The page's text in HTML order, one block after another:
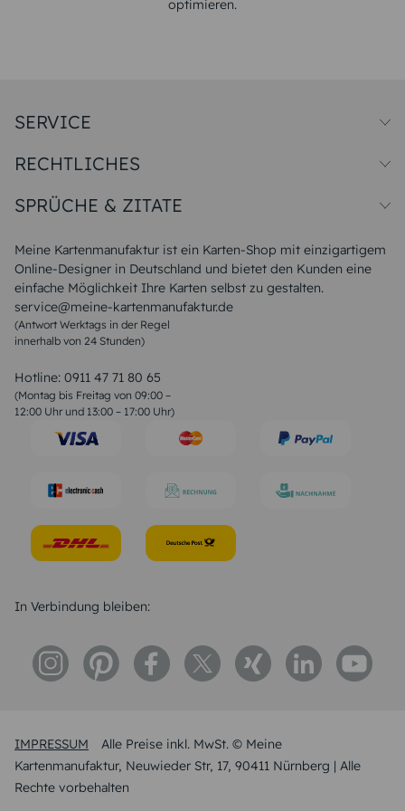
optimieren.
Meine Kartenmanufaktur ist ein Karten-Shop mit einzigartigem
Online-Designer in Deutschland und bietet den Kunden eine
einfache Möglichkeit Ihre Karten selbst zu gestalten.
service@meine-kartenmanufaktur.de
(Antwort Werktags in der Regel
innerhalb von 24 Stunden)
Hotline: 0911 47 71 80 65
(Montag bis Freitag von 09:00 –
12:00 Uhr und 13:00 – 17:00 Uhr)
SERVICE
Papiersorten
Unsere Produktion
Magazin
FAQ
RECHTLICHES
Widerrufsbelehrung
SPRÜCHE & ZITATE
Liebeskummer Sprüche
Sommer Sprüche
Muttertagssprüche
Sprüche zur Hochzeit
Sprüche zur Konfirmation & Kommunion
Weihnachtsgedichte
Liebessprüche
Geburtstagssprüche
Trauersprüche
Konfirmation Glückwünsche
IMPRESSUM
Alle Preise inkl. MwSt. © Meine
Kartenmanufaktur, Neuwieder Str, 17, 90411 Nürnberg | Alle
Rechte vorbehalten
In Verbindung bleiben: